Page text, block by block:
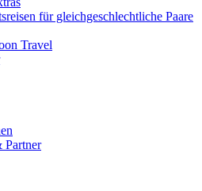
für gleichgeschlechtliche Paare
Travel
Partner